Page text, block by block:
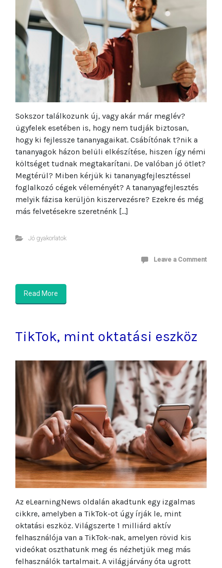
Sokszor találkozunk új, vagy akár már meglév?
ügyfelek esetében is, hogy nem tudják biztosan,
hogy ki fejlessze tananyagaikat. Csábítónak t?nik a
tananyagok házon belüli elkészítése, hiszen így némi
költséget tudnak megtakarítani. De valóban jó ötlet?
Megtérül? Miben kérjük ki tananyagfejlesztéssel
foglalkozó cégek véleményét? A tananyagfejlesztés
melyik fázisa kerüljön kiszervezésre? Ezekre és még
más felvetésekre szeretnénk […]
Jó gyakorlatok
Leave a Comment
Read More
TikTok, mint oktatási eszköz
Az eLearningNews oldalán akadtunk egy izgalmas
cikkre, amelyben a TikTok-ot úgy írják le, mint
oktatási eszköz. Világszerte 1 milliárd aktív
felhasználója van a TikTok-nak, amelyen rövid kis
videókat oszthatunk meg és nézhetjük meg más
felhasználók tartalmait. A világjárvány óta ugrott